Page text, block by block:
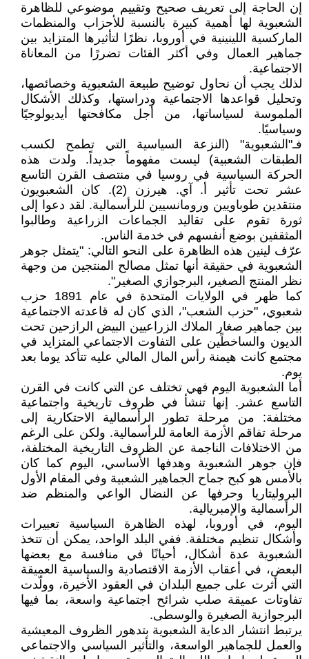
إن الحاجة إلى تعريف صحيح وتقييم موضوعي للظاهرة
الشعبوية لها أهمية كبيرة بالنسبة للأحزاب والمنظمات
الماركسية اللينينية في أوروبا، نظرًا لتأثيرها المتزايد بين
جماهير العمال وفي أكثر الفئات تضررًا من المعاناة
الاجتماعية.
لذلك يجب أن نحاول توضيح طبيعة الشعبوية وخصائصها،
وتحليل قواعدها الاجتماعية ودراستها، وكذلك الأشكال
الملموسة لسياساتها، من أجل مكافحتها أيديولوجيًا
وسياسيًا.
فـ"الشعبوية" (النزعة السياسية التي تطمح لكسب
الطبقات الشعبية) ليست مفهوماً جديداً. ولدت هذه
الحركة السياسية في روسيا في منتصف القرن التاسع
عشر تحت تأثير أ. آي. هيرزن (2). كان الشعبويون
منتقدين طوباويين ورومانسيين للرأسمالية. لقد دعوا إلى
ثورة تقوم على تقاليد الجماعات الزراعية وطالبوا
المثقفين بوضع أنفسهم في خدمة الناس.
عرّف لينين هذه الظاهرة على النحو التالي: "يتمثل جوهر
الشعبوية في حقيقة أنها تمثل مصالح المنتجين من وجهة
نظر المنتج الصغير، البرجوازي الصغير".
كما ظهر في الولايات المتحدة في عام 1891 حزب
شعبوي، "حزب الشعب"، الذي كان له قاعدته الاجتماعية
بين جماهير صغار الملاك الزراعيين البيض الرازحين تحت
الديون والساخطًين على التفاوت الاجتماعي المتزايد في
مجتمع كانت هيمنة رأس المال المالي عليه تتأكد يوما بعد
يوم.
أما الشعبوية اليوم فهي تختلف عن التي كانت في القرن
التاسع عشر. إنها تنشأ في ظروف تاريخية واجتماعية
مختلفة: من مرحلة تطور الرأسمالية الاحتكارية إلى
مرحلة تفاقم الأزمة العامة للرأسمالية. ولكن على الرغم
من الاختلافات الناجمة عن الظروف التاريخية المختلفة،
فإن جوهر الشعبوية وهدفها الأساسي، اليوم كما كان
بالأمس هو كبح جماح الجماهير الشعبية وفي المقام الأول
البروليتاريا وحرفها عن النضال الواعي والمنظم ضد
الرأسمالية والإمبريالية.
اليوم، في أوروبا، لهذه الظاهرة السياسية تعبيرات
وأشكال تنظيم مختلفة. ففي البلد الواحد، يمكن أن تتخذ
الشعبوية عدة أشكال، أحيانًا في منافسة مع بعضها
البعض، في أعقاب الأزمة الاقتصادية والسياسية العميقة
التي أثرت على جميع البلدان في العقود الأخيرة، وولّدت
تفاوتات عميقة صلب شرائح اجتماعية واسعة، بما فيها
البرجوازية الصغيرة والوسطى.
يرتبط انتشار الدعاية الشعبوية بتدهور الظروف المعيشية
والعمل للجماهير الواسعة، والتأثير السياسي والاجتماعي